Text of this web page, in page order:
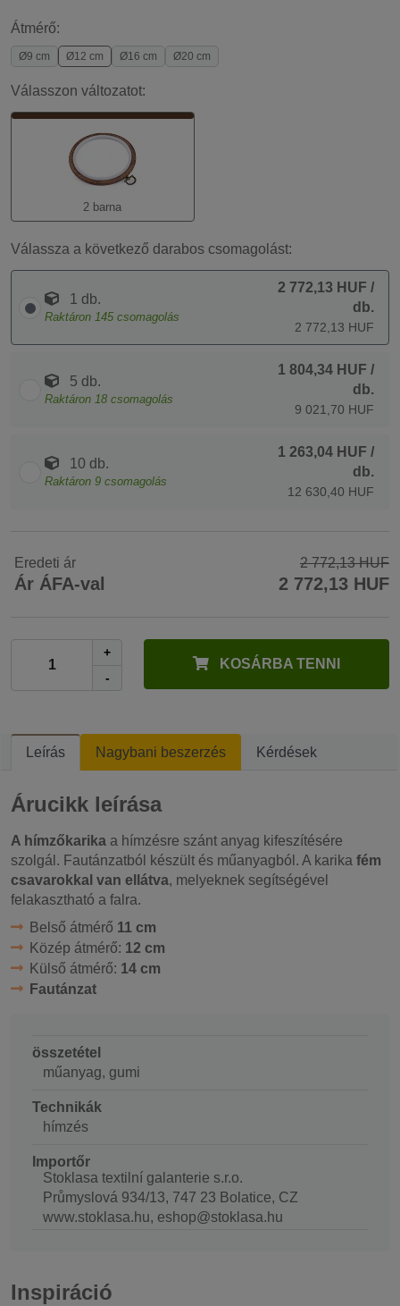
Átmérő:
Ø9 cm Ø12 cm Ø16 cm Ø20 cm
Válasszon változatot:
2 barna
Válassza a következő darabos csomagolást:
1 db.
Raktáron 145 csomagolás
2 772,13 HUF /
db.
2 772,13 HUF
5 db.
Raktáron 18 csomagolás
1 804,34 HUF /
db.
9 021,70 HUF
10 db.
Raktáron 9 csomagolás
1 263,04 HUF /
db.
12 630,40 HUF
Eredeti ár 2 772,13 HUF
Ár ÁFA-val 2 772,13 HUF
+
-
KOSÁRBA TENNI
Leírás Nagybani beszerzés Kérdések
Árucikk leírása
A hímzőkarika a hímzésre szánt anyag kifeszítésére
szolgál. Fautánzatból készült és műanyagból. A karika fém
csavarokkal van ellátva, melyeknek segítségével
felakasztható a falra.
Belső átmérő 11 cm
Közép átmérő: 12 cm
Külső átmérő: 14 cm
Fautánzat
összetétel
műanyag, gumi
Technikák
hímzés
Importőr
Stoklasa textilní galanterie s.r.o.
Průmyslová 934/13, 747 23 Bolatice, CZ
www.stoklasa.hu, eshop@stoklasa.hu
Inspiráció